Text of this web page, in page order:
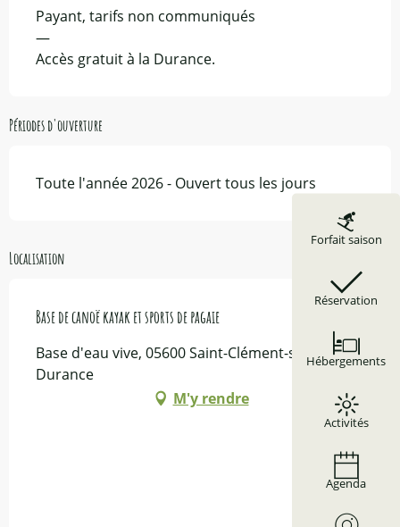
Forfait saison
Réservation
Hébergements
Activités
Agenda
Payant, tarifs non communiqués
—
Accès gratuit à la Durance.
Périodes d'ouverture
Toute l'année 2026 - Ouvert tous les jours
Localisation
Base de canoë kayak et sports de pagaie
Base d'eau vive, 05600 Saint-Clément-sur-
Durance
M'y rendre